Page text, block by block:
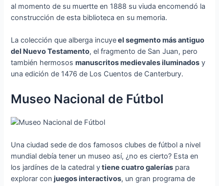
al momento de su muertte en 1888 su viuda encomendó la
construcción de esta biblioteca en su memoria.
La colección que alberga incuyeel segmento más antiguo
del Nuevo Testamento, el fragmento de San Juan, pero
también hermososmanuscritos medievales iluminados y
una edición de 1476 de Los Cuentos de Canterbury.
Museo Nacional de Fútbol
Una ciudad sede de dos famosos clubes de fútbol a nivel
mundial debía tener un museo así, ¿no es cierto? Esta en
los jardínes de la catedral ytiene cuatro galerías para
explorar con juegos interactivos, un gran programa de